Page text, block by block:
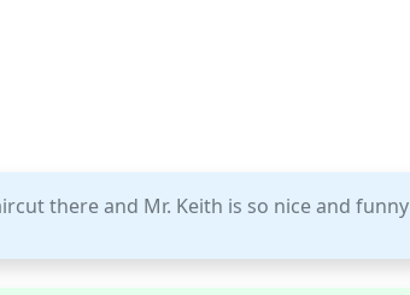
there and Mr. Keith is so nice and funny